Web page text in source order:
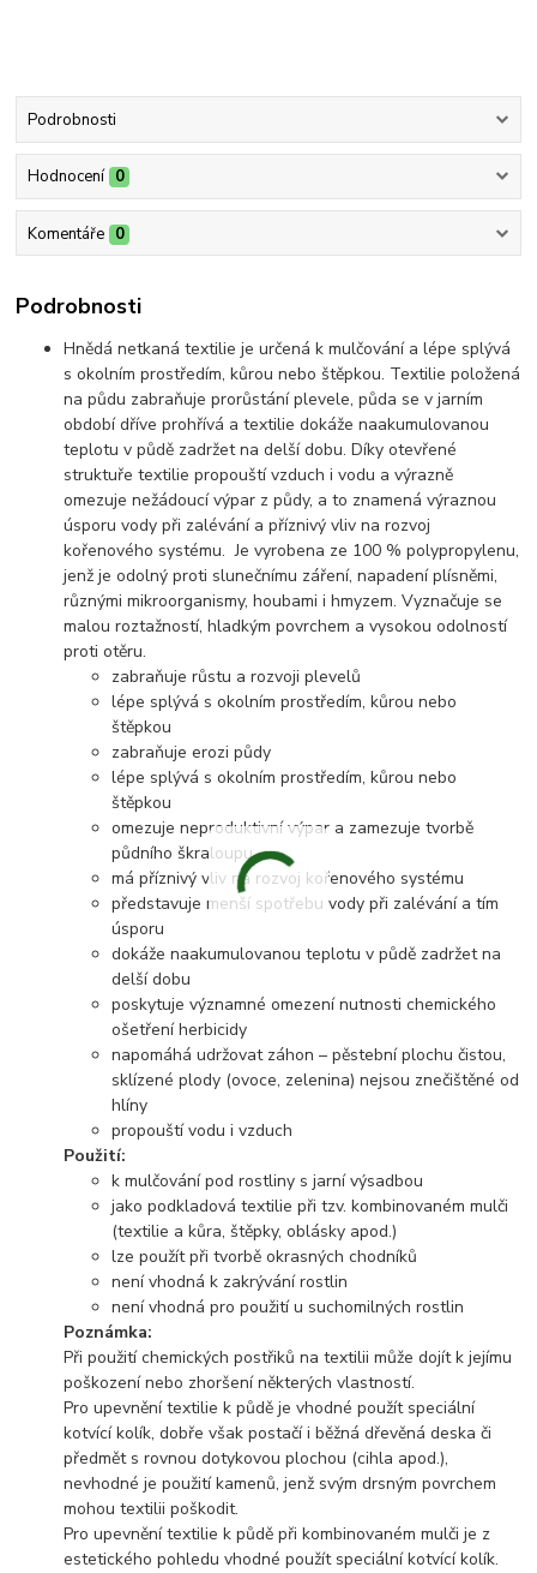
Podrobnosti
Hodnocení 0
Komentáře 0
Podrobnosti
Hnědá netkaná textilie je určená k mulčování a lépe splývá
s okolním prostředím, kůrou nebo štěpkou. Textilie položená
na půdu zabraňuje prorůstání plevele, půda se v jarním
období dříve prohřívá a textilie dokáže naakumulovanou
teplotu v půdě zadržet na delší dobu. Díky otevřené
struktuře textilie propouští vzduch i vodu a výrazně
omezuje nežádoucí výpar z půdy, a to znamená výraznou
úsporu vody při zalévání a příznivý vliv na rozvoj
kořenového systému. Je vyrobena ze 100 % polypropylenu,
jenž je odolný proti slunečnímu záření, napadení plísněmi,
různými mikroorganismy, houbami i hmyzem. Vyznačuje se
malou roztažností, hladkým povrchem a vysokou odolností
proti otěru.
zabraňuje růstu a rozvoji plevelů
lépe splývá s okolním prostředím, kůrou nebo
štěpkou
zabraňuje erozi půdy
lépe splývá s okolním prostředím, kůrou nebo
štěpkou
omezuje neproduktivní výpar a zamezuje tvorbě
půdního škraloupu
má příznivý vliv na rozvoj kořenového systému
představuje menší spotřebu vody při zalévání a tím
úsporu
dokáže naakumulovanou teplotu v půdě zadržet na
delší dobu
poskytuje významné omezení nutnosti chemického
ošetření herbicidy
napomáhá udržovat záhon – pěstební plochu čistou,
sklízené plody (ovoce, zelenina) nejsou znečištěné od
hlíny
propouští vodu i vzduch
Použití:
k mulčování pod rostliny s jarní výsadbou
jako podkladová textilie při tzv. kombinovaném mulči
(textilie a kůra, štěpky, oblásky apod.)
lze použít při tvorbě okrasných chodníků
není vhodná k zakrývání rostlin
není vhodná pro použití u suchomilných rostlin
Poznámka:
Při použití chemických postřiků na textilii může dojít k jejímu
poškození nebo zhoršení některých vlastností.
Pro upevnění textilie k půdě je vhodné použít speciální
kotvící kolík, dobře však postačí i běžná dřevěná deska či
předmět s rovnou dotykovou plochou (cihla apod.),
nevhodné je použití kamenů, jenž svým drsným povrchem
mohou textilii poškodit.
Pro upevnění textilie k půdě při kombinovaném mulči je z
estetického pohledu vhodné použít speciální kotvící kolík.